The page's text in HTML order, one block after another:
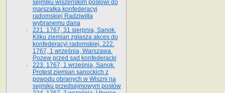
sejmiku wiszeńskim posłowi do
marszałka konfe­deracyi
radomskiej Radziwiłła
wybranemu dana
221. 1767, 31 sierpnia, Sanok.
Kilku ziemian zgłasza akces do
konfederacyi radomskiej. 222.
1767, 1 września, Warszawa.
Pozew przed sąd konfederacki
223. 1767, 1 września, Sanok.
Protest ziemian sanockich z
powodu obranych w Wiszni na
sejmiku przedsejmo­wym posłów